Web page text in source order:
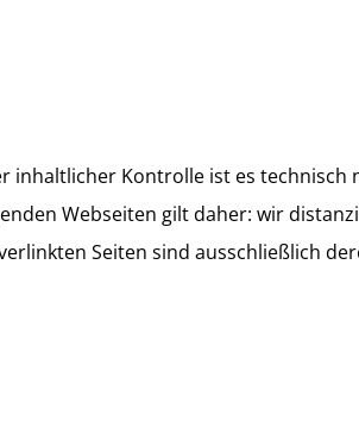
inhaltlicher Kontrolle ist es
Webseiten gilt daher: wir
Seiten sind ausschließlich